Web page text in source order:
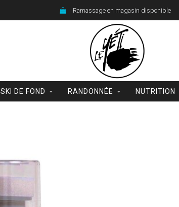
Ramassage en magasin disponible
SKI DE FOND RANDONNÉE NUTRITION